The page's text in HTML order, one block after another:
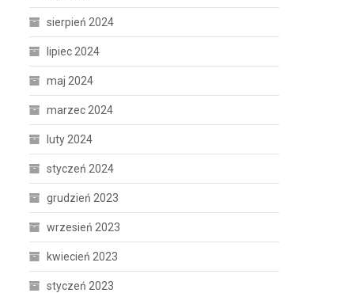
sierpień 2024
lipiec 2024
maj 2024
marzec 2024
luty 2024
styczeń 2024
grudzień 2023
wrzesień 2023
kwiecień 2023
styczeń 2023